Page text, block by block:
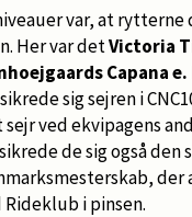
var, at rytterne
Her var detVictoria
Capana e.
sig sejren i
sejr ved ekvipagens
de sig også
der
i pinsen.